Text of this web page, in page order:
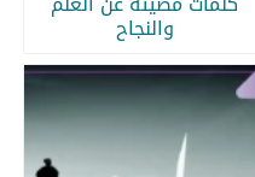
والنجاح